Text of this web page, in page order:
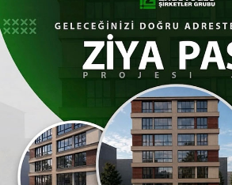
deneyimlerinin ardından özel
Dr. Odyakmaz, 2007-2013
Enerji’de Ekonomik
Regülasyon bölümlerinin
2013-2019 yılları arasında
bünyesinde sırasıyla
Kurumsal İlişkiler